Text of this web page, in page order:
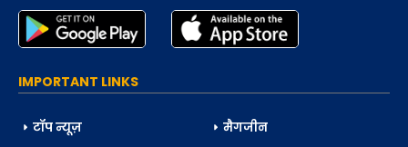
IMPORTANT LINKS
टॉप न्यूज़
मैगजीन